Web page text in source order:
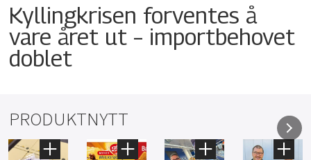
Kyllingkrisen forventes å
vare året ut – importbehovet
doblet
PRODUKTNYTT